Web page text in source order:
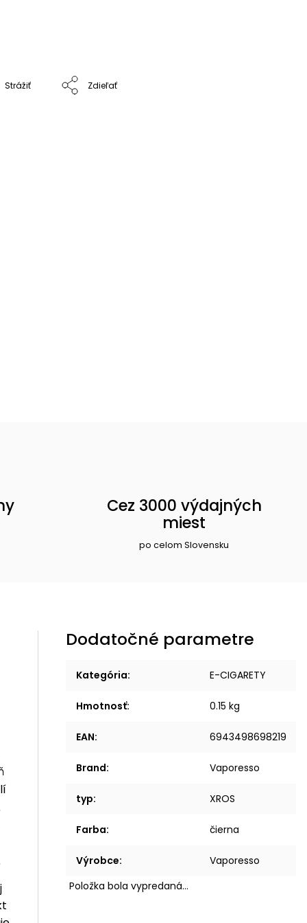
Strážiť Zdieľať
Cez 3000 výdajných
miest
po celom Slovensku
Dodatočné parametre
Kategória: E-CIGARETY
Hmotnosť: 0.15 kg
EAN: 6943498698219
Brand: Vaporesso
typ: XROS
Farba: čierna
Výrobce:
Vaporesso
Položka bola vypredaná…